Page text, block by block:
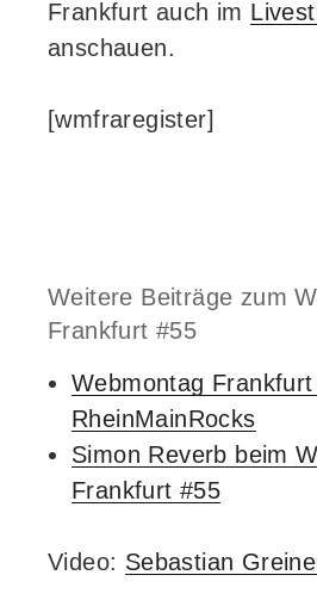
Frankfurt auch im
anschauen.
[wmfraregister]
Weitere Beiträge zum
Frankfurt #55
Webmontag Frankfurt
RheinMainRocks
Simon Reverb beim
Frankfurt #55
Video: Sebastian